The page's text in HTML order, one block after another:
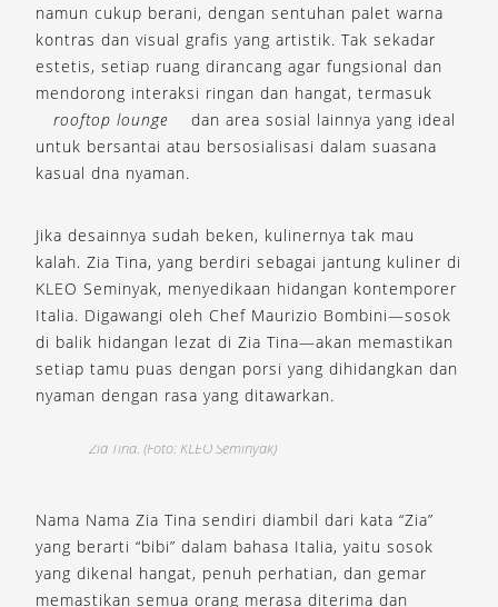
namun cukup berani, dengan sentuhan palet warna
kontras dan visual grafis yang artistik. Tak sekadar
estetis, setiap ruang dirancang agar fungsional dan
mendorong interaksi ringan dan hangat, termasuk
rooftop lounge
dan area sosial lainnya yang ideal
untuk bersantai atau bersosialisasi dalam suasana
kasual dna nyaman.
Jika desainnya sudah beken, kulinernya tak mau
kalah. Zia Tina, yang berdiri sebagai jantung kuliner di
KLEO Seminyak, menyedikaan hidangan kontemporer
Italia. Digawangi oleh Chef Maurizio Bombini—sosok
di balik hidangan lezat di Zia Tina—akan memastikan
setiap tamu puas dengan porsi yang dihidangkan dan
nyaman dengan rasa yang ditawarkan.
Zia Tina. (Foto: KLEO Seminyak)
Nama Nama Zia Tina sendiri diambil dari kata “Zia”
yang berarti “bibi” dalam bahasa Italia, yaitu sosok
yang dikenal hangat, penuh perhatian, dan gemar
memastikan semua orang merasa diterima dan